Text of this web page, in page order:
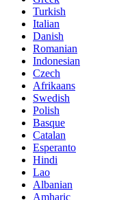
Turkish
Italian
Danish
Romanian
Indonesian
Czech
Afrikaans
Swedish
Polish
Basque
Catalan
Esperanto
Hindi
Lao
Albanian
Amharic